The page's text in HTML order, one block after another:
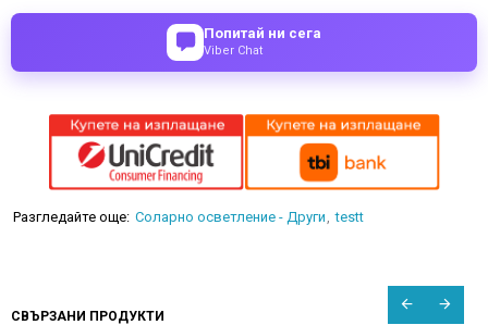
Попитай ни сега
Viber Chat
Разгледайте още: Соларно осветление - Други testt
СВЪРЗАНИ ПРОДУКТИ